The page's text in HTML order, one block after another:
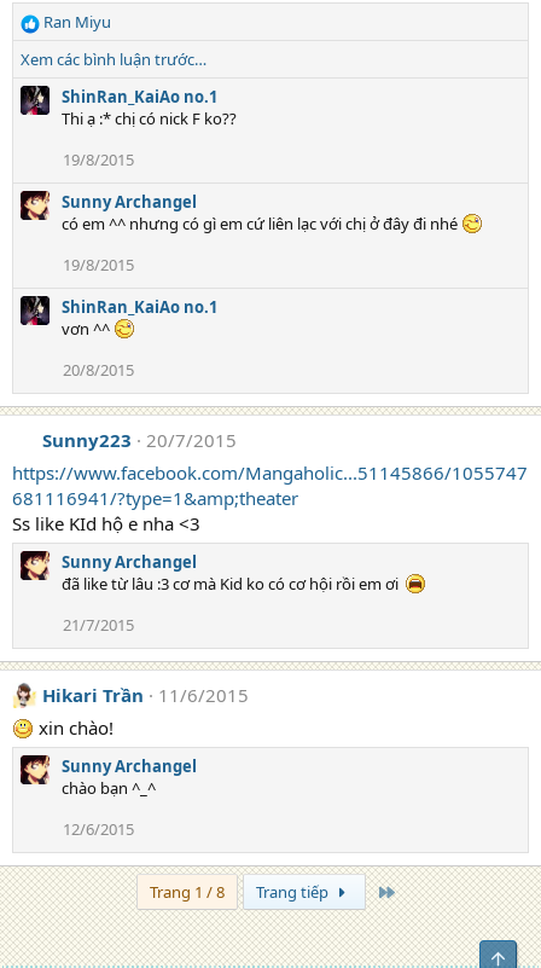
R
e
c
t
s
:
Ran Miyu
Xem các bình luận trước…
ShinRan_KaiAo no.1
Thi ạ :* chị có nick F ko??
19/8/2015
Sunny Archangel
có em ^^ nhưng có gì em cứ liên lạc với chị ở đây đi nhé
19/8/2015
ShinRan_KaiAo no.1
vơn ^^
20/8/2015
Sunny223
20/7/2015
https://www.facebook.com/Mangaholic...51145866/1055747
681116941/?type=1&amp;theater
Ss like KId hộ e nha <3
Sunny Archangel
đã like từ lâu :3 cơ mà Kid ko có cơ hội rồi em ơi
21/7/2015
Hikari Trần
11/6/2015
xin chào!
Sunny Archangel
chào bạn ^_^
12/6/2015
Trang 1 / 8 Trang tiếp Trang cuối
Top